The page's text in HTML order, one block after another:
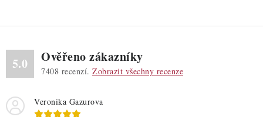
u
5.0 Ověřeno zákazníky
7408 recenzí. Zobrazit všechny recenze
Veronika Gazurova